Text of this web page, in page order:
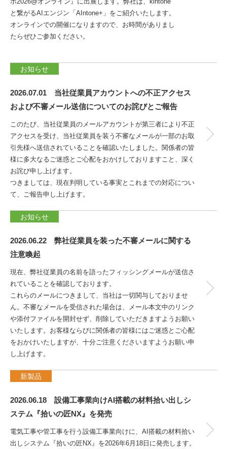
と繋がるAIエンジン「AIntone+」をご紹介いたします。
オンラインでの開催になりますので、お時間がありまし
たらぜひご参加ください。
お知らせ
2026.07.01 当社従業員アカウントへの不正アクセス
および不審メール送信についてのお詫びとご報告
このたび、当社従業員のメールアカウントが第三者により不正
アクセスを受け、当社従業員を装う不審なメールが一部のお取
引先様へ送信されていることを確認いたしました。関係者の皆
様に多大なるご迷惑とご心配をおかけしておりますこと、深く
お詫び申し上げます。
つきましては、現在判明している事実とこれまでの対応につい
て、ご報告申し上げます。
お知らせ
2026.06.22 弊社従業員を装った不審メールに関する
注意喚起
現在、弊社従業員の名前を語ったフィッシングメールが送信さ
れていることを確認しております。
これらのメールにつきまして、当社は一切関与しておりませ
ん。不審なメールを受信された場合は、メール本文中のリンク
や添付ファイルを開封せず、削除していただきますようお願い
いたします。お客様ならびに関係者の皆様にはご迷惑とご心配
をおかけいたしますが、十分ご注意くださいますようお願い申
し上げます。
新製品
2026.06.18 設備工事業向けAI搭載の材料拾い出しシ
ステム『拾いの匠NX』を発売
電気工事や管工事を行う設備工事業向けに、AI搭載の材料拾い
出しシステム『拾いの匠NX』を2026年6月18日に発売します。